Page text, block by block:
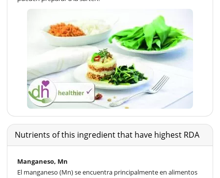
Nutrients of this ingredient that have highest RDA
Manganeso, Mn
El manganeso (Mn) se encuentra principalmente en alimentos